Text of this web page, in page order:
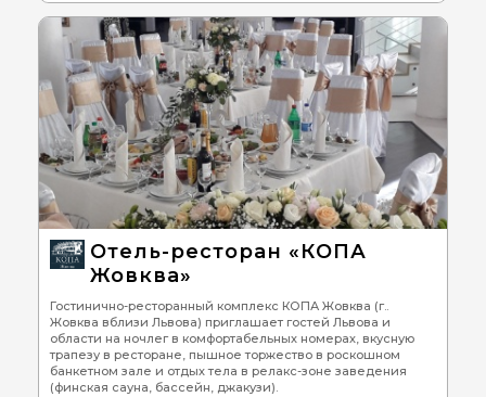
Отель-ресторан «КОПА
Жовква»
Гостинично-ресторанный комплекс КОПА Жовква (г..
Жовква вблизи Львова) приглашает гостей Львова и
области на ночлег в комфортабельных номерах, вкусную
трапезу в ресторане, пышное торжество в роскошном
банкетном зале и отдых тела в релакс-зоне заведения
(финская сауна, бассейн, джакузи).